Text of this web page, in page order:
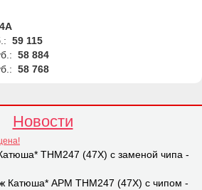
59 115
58 884
58 768
Новости
THM247 (47X) с заменой чипа -
Катюша* APM THM247 (47X) с чипом -